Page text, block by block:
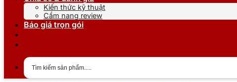
Kiến thức kỹ thuật
Cẩm nang review
Báo giá trọn gói